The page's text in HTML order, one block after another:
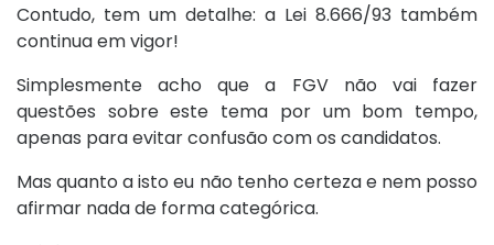
Contudo, tem um detalhe: a Lei 8.666/93 também
continua em vigor!
Simplesmente acho que a FGV não vai fazer
questões sobre este tema por um bom tempo,
apenas para evitar confusão com os candidatos.
Mas quanto a isto eu não tenho certeza e nem posso
afirmar nada de forma categórica.